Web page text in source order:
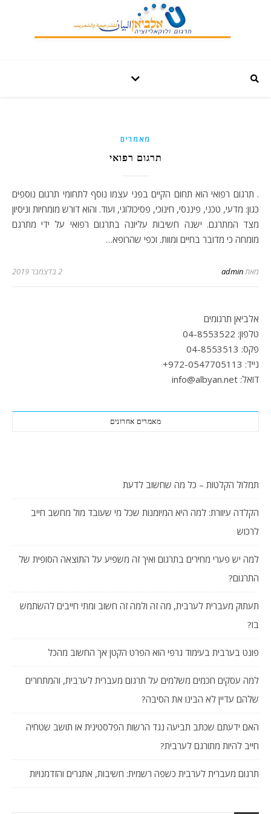
מאמרים
תרגום רפואי
. תרגום רפואי הוא תחום הקיים בפני עצמו נוסף לתחומי תרגום נוספים
כגון: מדעי, טכני, פיננסי, חינוכי, פסיכולוגי, ועוד. והוא דורש מומחיות וניסיון
מצד המתרגם. ישנה חשיבות עליונה בתרגום רפואי על ידי מתרגם
מומחה כי מדובר בחיים ומוות. וכפי שהרופא…
מאתadmin 2 בדצמבר 2019
אלביאן תרגומים
טלפון: 04-8553522
פקס: 04-8553513
נייד: 972-0547705113+
דואל: info@albyan.net
מאמרים אחרונים
תמלול הקלטות – כל מה שחשוב לדעת
הקלדה עיוורת: למה היא המיומנות שכל מי שעובד מול מחשב חייב
לרכוש
למה יש פערי מחירים בתרגום ואיך זה משפיע על התוצאה הסופית של
התרגום?
תעתוק מעברית לערבית, מה זה ולמה זה חשוב ומתי חייבים להשתמש
בו?
פונט בערבית בעימוד גרפי הוא הפרט הקטן אך החשוב מהכל
למה עסקים חכמים משלמים על תרגום מעברית לערבית, והמתחרים
שלהם עדיין לא הבינו את הסיבה?
האם ידעתם שכתב תביעה נגד הרשות הפלסטינית או תושב שטחיה
חייב להיות מתורגם לערבית?
תרגום מעברית לערבית כשפה רשמית: חשיבות, אתגרים והזדמנויות